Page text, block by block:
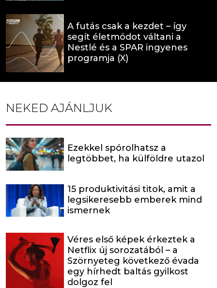
A futás csak a kezdet – így
segít életmódot váltani a
Nestlé és a SPAR ingyenes
programja (X)
NEKED AJÁNLJUK
Ezekkel spórolhatsz a
legtöbbet, ha külföldre utazol
15 produktivitási titok, amit a
legsikeresebb emberek mind
ismernek
Véres első képek érkeztek a
Netflix új sorozatából – a
Szörnyeteg következő évada
egy hírhedt baltás gyilkost
dolgoz fel